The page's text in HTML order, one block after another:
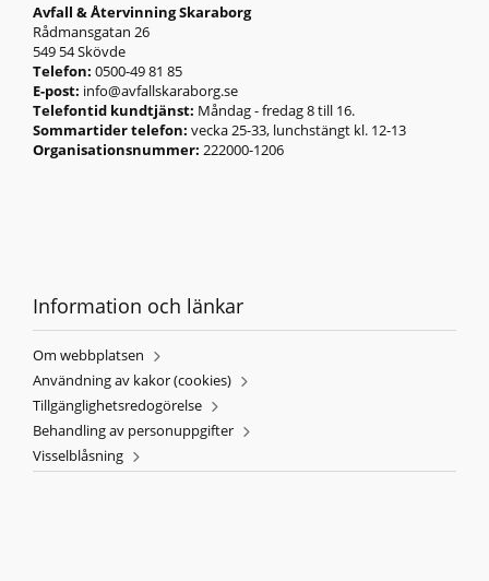
Avfall & Återvinning Skaraborg
Rådmansgatan 26
549 54 Skövde
Telefon: 0500-49 81 85
E-post: info@avfallskaraborg.se
Telefontid kundtjänst: Måndag - fredag 8 till 16.
Sommartider telefon: vecka 25-33, lunchstängt kl. 12-13
Organisationsnummer: 222000-1206
Information och länkar
Om webbplatsen
Användning av kakor (cookies)
Tillgänglighetsredogörelse
Behandling av personuppgifter
Visselblåsning